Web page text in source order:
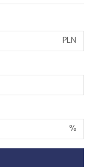
PLN
%